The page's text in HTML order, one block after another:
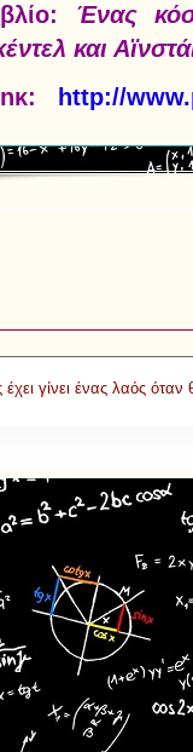
Ένας
και
κ: http://
γίνει ένας λαός